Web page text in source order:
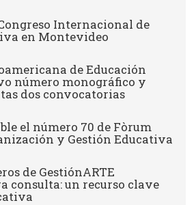
Internacional de
en Montevideo
de Educación
número monográfico y
dos convocatorias
el número 70 de Fòrum
y Gestión Educativa
de GestiónARTE
consulta: un recurso clave